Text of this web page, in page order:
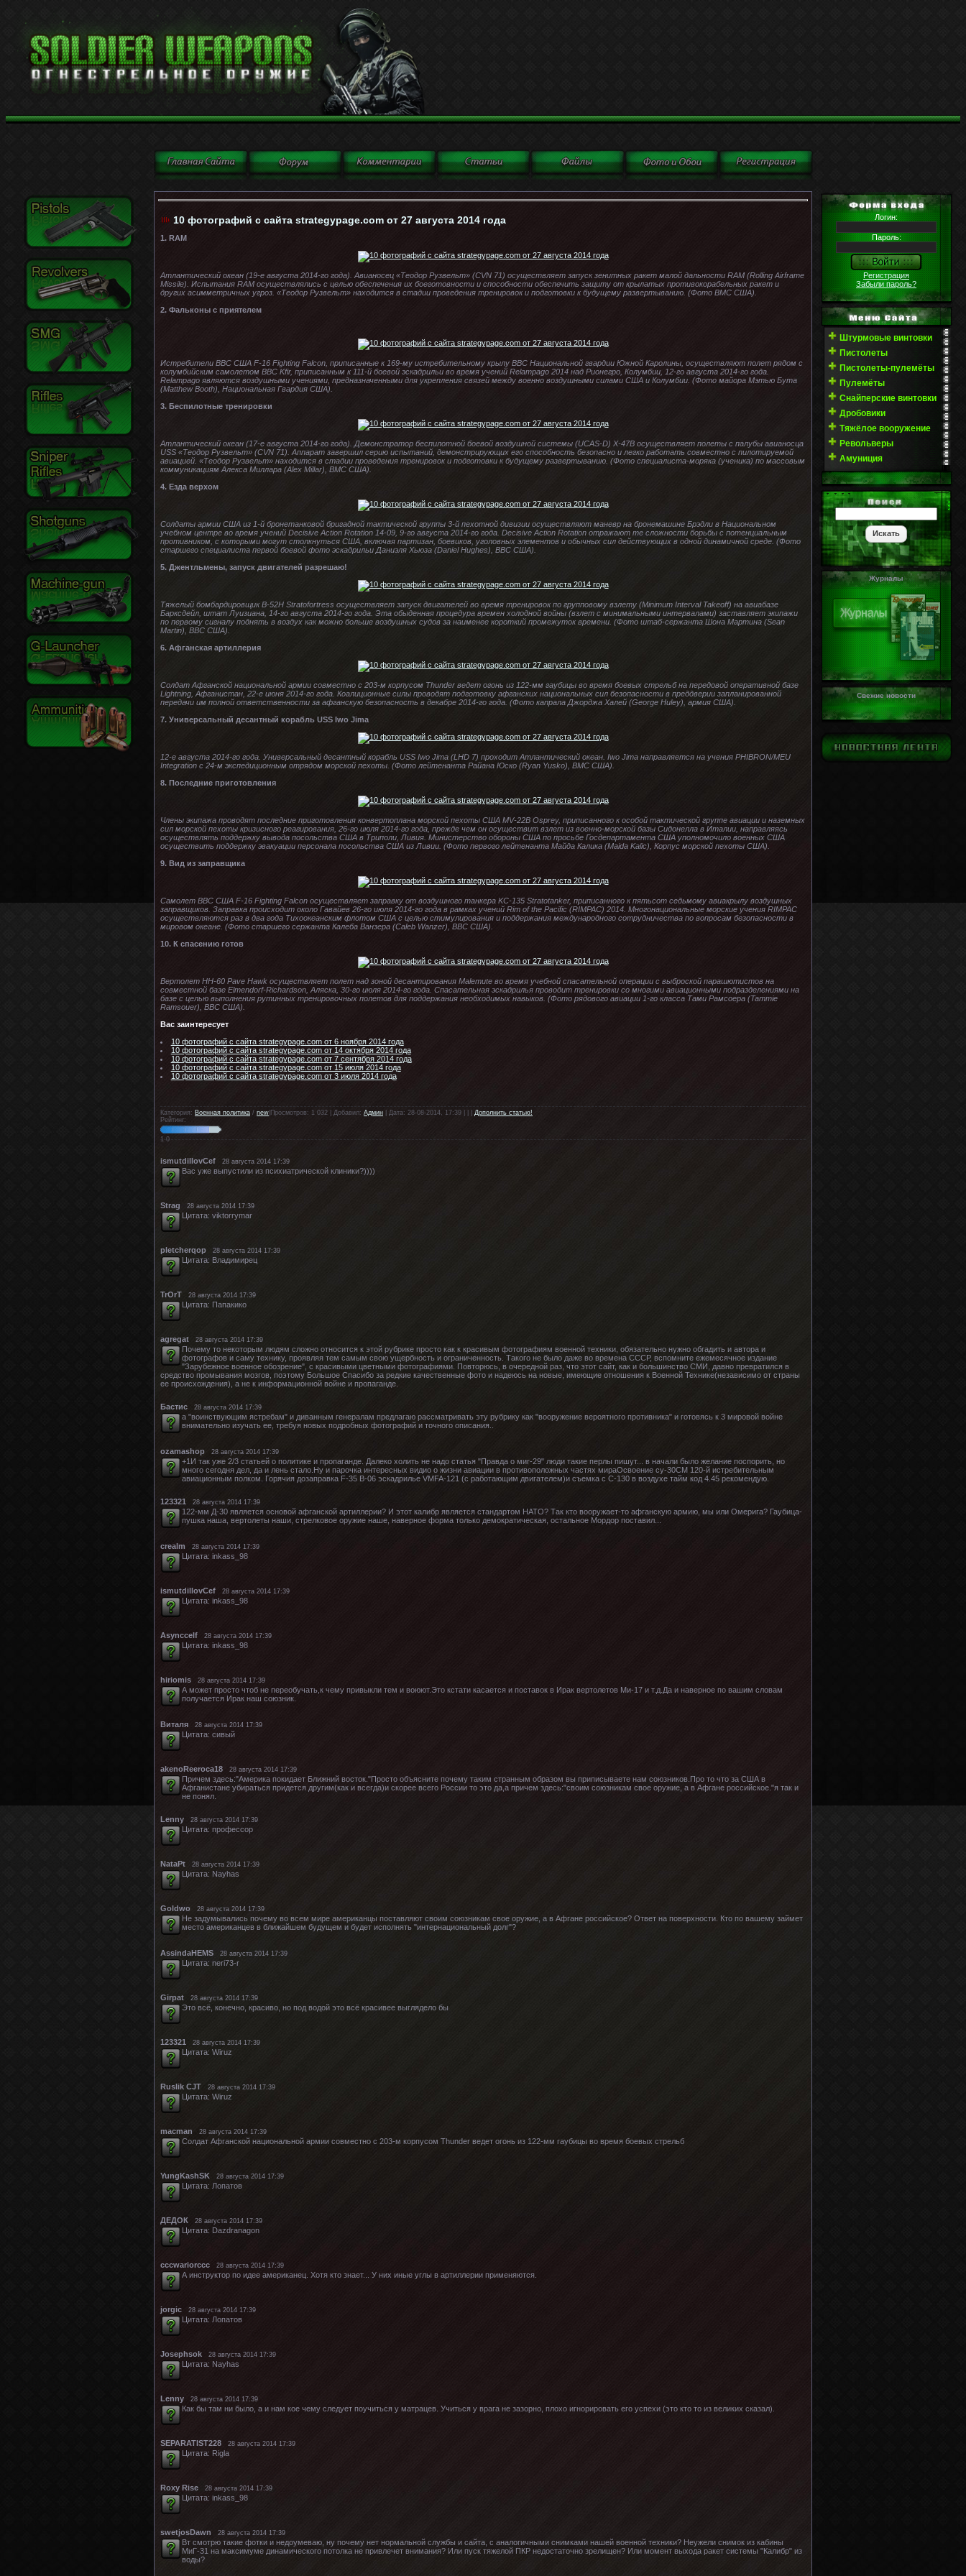
10 фотографий с сайта strategypage.com от 27 августа 2014 года
1. RAM
Атлантический океан (19-е августа 2014-го года). Авианосец «Теодор Рузвельт» (CVN 71) осуществляет запуск зенитных ракет малой дальности RAM (Rolling Airframe
Missile). Испытания RAM осуществлялись с целью обеспечения их боеготовности и способности обеспечить защиту от крылатых противокорабельных ракет и
других асимметричных угроз. «Теодор Рузвельт» находится в стадии проведения тренировок и подготовки к будущему развертыванию. (Фото ВМС США).
2. Фальконы с приятелем
Истребители ВВС США F-16 Fighting Falcon, приписанные к 169-му истребительному крылу ВВС Национальной гвардии Южной Каролины, осуществляют полет рядом с
колумбийским самолетом ВВС Kfir, приписанным к 111-й боевой эскадрильи во время учений Relampago 2014 над Рионегро, Колумбии, 12-го августа 2014-го года.
Relampago являются воздушными учениями, предназначенными для укрепления связей между военно воздушными силами США и Колумбии. (Фото майора Мэтью Бута
(Matthew Booth), Национальная Гвардия США).
3. Беспилотные тренировки
Атлантический океан (17-е августа 2014-го года). Демонстратор беспилотной боевой воздушной системы (UCAS-D) X-47B осуществляет полеты с палубы авианосца
USS «Теодор Рузвельт» (CVN 71). Аппарат завершил серию испытаний, демонстрирующих его способность безопасно и легко работать совместно с пилотируемой
авиацией. «Теодор Рузвельт» находится в стадии проведения тренировок и подготовки к будущему развертыванию. (Фото специалиста-моряка (ученика) по массовым
коммуникациям Алекса Миллара (Alex Millar), ВМС США).
4. Езда верхом
Солдаты армии США из 1-й бронетанковой бригадной тактической группы 3-й пехотной дивизии осуществляют маневр на бронемашине Брэдли в Национальном
учебном центре во время учений Decisive Action Rotation 14-09, 9-го августа 2014-го года. Decisive Action Rotation отражают те сложности борьбы с потенциальным
противником, с которыми могут столкнуться США, включая партизан, боевиков, уголовных элементов и обычных сил действующих в одной динамичной среде. (Фото
старшего специалиста первой боевой фото эскадрильи Даниэля Хьюза (Daniel Hughes), ВВС США).
5. Джентльмены, запуск двигателей разрешаю!
Тяжелый бомбардировщик B-52H Stratofortress осуществляет запуск двигателей во время тренировок по групповому взлету (Minimum Interval Takeoff) на авиабазе
Барксдейл, штат Луизиана, 14-го августа 2014-го года. Эта обыденная процедура времен холодной войны (взлет с минимальными интервалами) заставляет экипажи
по первому сигналу поднять в воздух как можно больше воздушных судов за наименее короткий промежуток времени. (Фото штаб-сержанта Шона Мартина (Sean
Martin), ВВС США).
6. Афганская артиллерия
Солдат Афганской национальной армии совместно с 203-м корпусом Thunder ведет огонь из 122-мм гаубицы во время боевых стрельб на передовой оперативной базе
Lightning, Афганистан, 22-е июня 2014-го года. Коалиционные силы проводят подготовку афганских национальных сил безопасности в преддверии запланированной
передачи им полной ответственности за афганскую безопасность в декабре 2014-го года. (Фото капрала Джорджа Халей (George Huley), армия США).
7. Универсальный десантный корабль USS Iwo Jima
12-е августа 2014-го года. Универсальный десантный корабль USS Iwo Jima (LHD 7) проходит Атлантический океан. Iwo Jima направляется на учения PHIBRON/MEU
Integration с 24-м экспедиционным отрядом морской пехоты. (Фото лейтенанта Райана Юско (Ryan Yusko), ВМС США).
8. Последние приготовления
Члены экипажа проводят последние приготовления конвертоплана морской пехоты США MV-22B Osprey, приписанного к особой тактической группе авиации и наземных
сил морской пехоты кризисного реагирования, 26-го июля 2014-го года, прежде чем он осуществит взлет из военно-морской базы Сидонелла в Италии, направляясь
осуществлять поддержку вывода посольства США в Триполи, Ливия. Министерство обороны США по просьбе Госдепартамента США уполномочило военных США
осуществить поддержку эвакуации персонала посольства США из Ливии. (Фото первого лейтенанта Майда Калика (Maida Kalic), Корпус морской пехоты США).
9. Вид из заправщика
Самолет ВВС США F-16 Fighting Falcon осуществляет заправку от воздушного танкера KC-135 Stratotanker, приписанного к пятьсот седьмому авиакрылу воздушных
заправщиков. Заправка происходит около Гавайев 26-го июля 2014-го года в рамках учений Rim of the Pacific (RIMPAC) 2014. Многонациональные морские учения RIMPAC
осуществляются раз в два года Тихоокеанским флотом США с целью стимулирования и поддержания международного сотрудничества по вопросам безопасности в
мировом океане. (Фото старшего сержанта Калеба Ванзера (Caleb Wanzer), ВВС США).
10. К спасению готов
Вертолет HH-60 Pave Hawk осуществляет полет над зоной десантирования Malemute во время учебной спасательной операции с выброской парашютистов на
совместной базе Elmendorf-Richardson, Аляска, 30-го июля 2014-го года. Спасательная эскадрилья проводит тренировки со многими авиационными подразделениями на
базе с целью выполнения рутинных тренировочных полетов для поддержания необходимых навыков. (Фото рядового авиации 1-го класса Тами Рамсоера (Tammie
Ramsouer), ВВС США).
Вас заинтересует
10 фотографий с сайта strategypage.com от 6 ноября 2014 года
10 фотографий с сайта strategypage.com от 14 октября 2014 года
10 фотографий с сайта strategypage.com от 7 сентября 2014 года
10 фотографий с сайта strategypage.com от 15 июля 2014 года
10 фотографий с сайта strategypage.com от 3 июля 2014 года
Категория: Военная политика / new |Просмотров: 1 032 | Добавил: Админ | Дата: 28-08-2014, 17:39 | | | Дополнить статью!
Рейтинг:
1 0
ismutdillovCef 28 августа 2014 17:39
Вас уже выпустили из психиатрической клиники?))))
Strag 28 августа 2014 17:39
Цитата: viktorrymar
pletcherqop 28 августа 2014 17:39
Цитата: Владимирец
TrOrT 28 августа 2014 17:39
Цитата: Папакико
agregat 28 августа 2014 17:39
Почему то некоторым людям сложно относится к этой рубрике просто как к красивым фотографиям военной техники, обязательно нужно обгадить и автора и
фотографов и саму технику, проявляя тем самым свою ущербность и ограниченность. Такого не было даже во времена СССР, вспомните ежемесячное издание
"Зарубежное военное обозрение", с красивыми цветными фотографиями. Повторюсь, в очередной раз, что этот сайт, как и большинство СМИ, давно превратился в
средство промывания мозгов, поэтому Большое Спасибо за редкие качественные фото и надеюсь на новые, имеющие отношения к Военной Технике(независимо от страны
ее происхождения), а не к информационной войне и пропаганде.
Бастис 28 августа 2014 17:39
а "воинствующим ястребам" и диванным генералам предлагаю рассматривать эту рубрику как "вооружение вероятного противника" и готовясь к 3 мировой войне
внимательно изучать ее, требуя новых подробных фотографий и точного описания..
ozamashop 28 августа 2014 17:39
+1И так уже 2/3 статьей о политике и пропаганде. Далеко холить не надо статья "Правда о миг-29" люди такие перлы пишут... в начали было желание поспорить, но
много сегодня дел, да и лень стало.Ну и парочка интересных видио о жизни авиации в противоположных частях мираОсвоение су-30СМ 120-й истребительным
авиационным полком. Горячия дозаправка F-35 B-06 эскадрилье VMFA-121 (с работающим двигателем)и съемка с C-130 в воздухе тайм код 4.45 рекомендую.
123321 28 августа 2014 17:39
122-мм Д-30 является основой афганской артиллерии? И этот калибр является стандартом НАТО? Так кто вооружает-то афганскую армию, мы или Омерига? Гаубица-
пушка наша, вертолеты наши, стрелковое оружие наше, наверное форма только демократическая, остальное Мордор поставил...
crealm 28 августа 2014 17:39
Цитата: inkass_98
ismutdillovCef 28 августа 2014 17:39
Цитата: inkass_98
Asynccelf 28 августа 2014 17:39
Цитата: inkass_98
hiriomis 28 августа 2014 17:39
А может просто чтоб не переобучать,к чему привыкли тем и воюют.Это кстати касается и поставок в Ирак вертолетов Ми-17 и т.д.Да и наверное по вашим словам
получается Ирак наш союзник.
Виталя 28 августа 2014 17:39
Цитата: сивый
akenoReeroca18 28 августа 2014 17:39
Причем здесь:"Америка покидает Ближний восток."Просто объясните почему таким странным образом вы приписываете нам союзников.Про то что за США в
Афганистане убираться придется другим(как и всегда)и скорее всего России то это да,а причем здесь:"своим союзникам свое оружие, а в Афгане российское."я так и
не понял.
Lenny 28 августа 2014 17:39
Цитата: профессор
NataPt 28 августа 2014 17:39
Цитата: Nayhas
Goldwo 28 августа 2014 17:39
Не задумывались почему во всем мире американцы поставляют своим союзникам свое оружие, а в Афгане российское? Ответ на поверхности. Кто по вашему займет
место американцев в ближайшем будущем и будет исполнять "интернациональный долг"?
AssindaHEMS 28 августа 2014 17:39
Цитата: neri73-r
Girpat 28 августа 2014 17:39
Это всё, конечно, красиво, но под водой это всё красивее выглядело бы
123321 28 августа 2014 17:39
Цитата: Wiruz
Ruslik CJT 28 августа 2014 17:39
Цитата: Wiruz
macman 28 августа 2014 17:39
Солдат Афганской национальной армии совместно с 203-м корпусом Thunder ведет огонь из 122-мм гаубицы во время боевых стрельб
YungKashSK 28 августа 2014 17:39
Цитата: Лопатов
ДЕДОК 28 августа 2014 17:39
Цитата: Dazdranagon
сссwariorccc 28 августа 2014 17:39
А инструктор по идее американец. Хотя кто знает... У них иные углы в артиллерии применяются.
jorgic 28 августа 2014 17:39
Цитата: Лопатов
Josephsok 28 августа 2014 17:39
Цитата: Nayhas
Lenny 28 августа 2014 17:39
Как бы там ни было, а и нам кое чему следует поучиться у матрацев. Учиться у врага не зазорно, плохо игнорировать его успехи (это кто то из великих сказал).
SEPARATIST228 28 августа 2014 17:39
Цитата: Rigla
Roxy Rise 28 августа 2014 17:39
Цитата: inkass_98
swetjosDawn 28 августа 2014 17:39
Вт смотрю такие фотки и недоумеваю, ну почему нет нормальной службы и сайта, с аналогичными снимками нашей военной техники? Неужели снимок из кабины
МиГ-31 на максимуме динамического потолка не привлечет внимания? Или пуск тяжелой ПКР недостаточно зрелищен? Или момент выхода ракет системы "Калибр" из
воды?
Логин:
Пароль:
Регистрация
Забыли пароль?
Штурмовые винтовки
Пистолеты
Пистолеты-пулемёты
Пулемёты
Снайперские винтовки
Дробовики
Тяжёлое вооружение
Револьверы
Амуниция
Журналы
Свежие новости